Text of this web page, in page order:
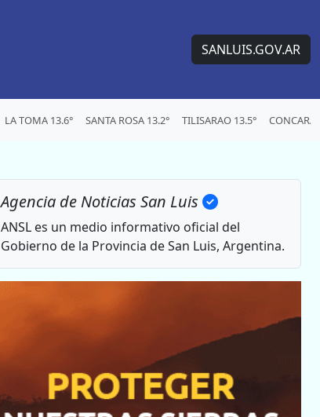
SANLUIS.GOV.AR
LA TOMA 13.6° SANTA ROSA 13.2° TILISARAO 13.5°
Agencia de Noticias San Luis
ANSL es un medio informativo oficial del
Gobierno de la Provincia de San Luis, Argentina.